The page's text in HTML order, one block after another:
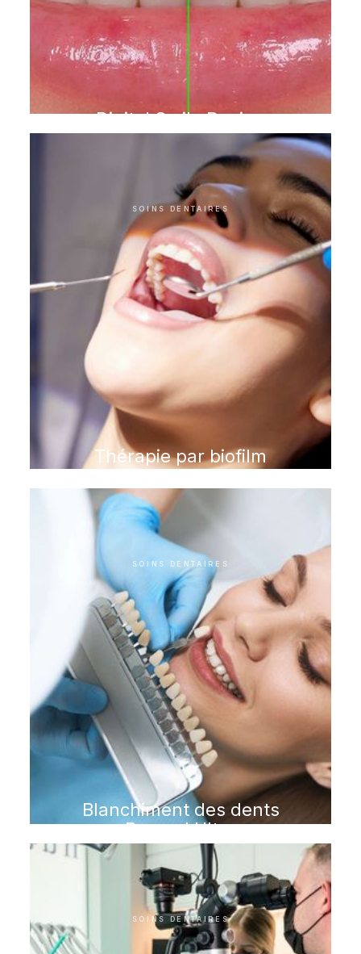
Digital Smile Design
SOINS DENTAIRES
Thérapie par biofilm
SOINS DENTAIRES
Blanchiment des dents
Beyond Ultra
SOINS DENTAIRES